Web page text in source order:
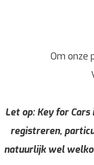
Om onze
Let op: Key for
registreren,
natuurlijk wel